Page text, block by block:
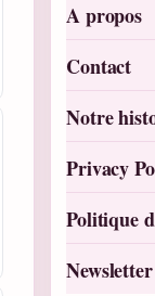
A propos
Contact
Notre
Privacy
Politique
Newsletter